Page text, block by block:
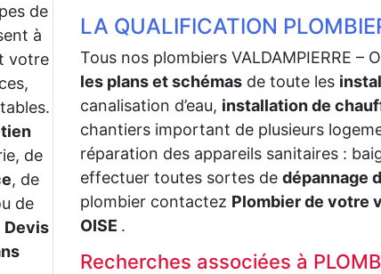
de
à
votre
de
, de
de
Devis
LA QUALIFICATION
Tous nos plombiers VALDAMPIERRE
les plans et schémas de toute les
canalisation d’eau, installation de
chantiers important de plusieurs
réparation des appareils sanitaires :
effectuer toutes sortes de dépannage
plombier contactez Plombier de votre
OISE .
Recherches associées à